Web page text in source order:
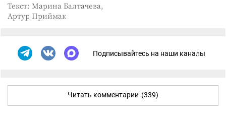
Текст: Марина Балтачева,
Артур Приймак
Подписывайтесь на наши каналы
Читать комментарии (339)